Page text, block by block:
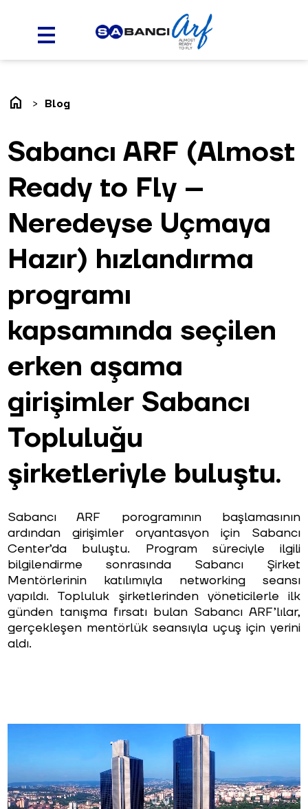
home Blog
Sabancı ARF (Almost
Ready to Fly –
Neredeyse Uçmaya
Hazır) hızlandırma
programı
kapsamında seçilen
erken aşama
girişimler Sabancı
Topluluğu
şirketleriyle buluştu.
Sabancı ARF porogramının başlamasının
ardından girişimler oryantasyon için Sabancı
Center’da buluştu. Program süreciyle ilgili
bilgilendirme sonrasında Sabancı Şirket
Mentörlerinin katılımıyla networking seansı
yapıldı. Topluluk şirketlerinden yöneticilerle ilk
günden tanışma fırsatı bulan Sabancı ARF’lılar,
gerçekleşen mentörlük seansıyla uçuş için yerini
aldı.